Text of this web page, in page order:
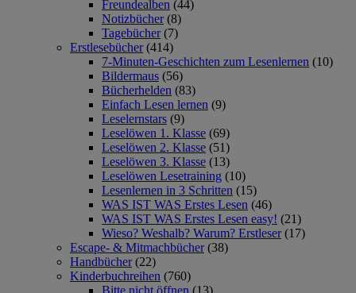
Freundealben (44)
Notizbücher (8)
Tagebücher (7)
Erstlesebücher (414)
7-Minuten-Geschichten zum Lesenlernen (10)
Bildermaus (56)
Bücherhelden (83)
Einfach Lesen lernen (9)
Leselernstars (9)
Leselöwen 1. Klasse (69)
Leselöwen 2. Klasse (51)
Leselöwen 3. Klasse (13)
Leselöwen Lesetraining (10)
Lesenlernen in 3 Schritten (15)
WAS IST WAS Erstes Lesen (46)
WAS IST WAS Erstes Lesen easy! (21)
Wieso? Weshalb? Warum? Erstleser (17)
Escape- & Mitmachbücher (38)
Handbücher (22)
Kinderbuchreihen (760)
Bitte nicht öffnen (13)